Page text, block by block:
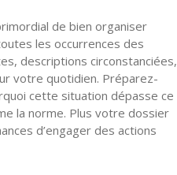
de bien organiser
les occurrences des
descriptions circonstanciées,
votre quotidien. Préparez-
cette situation dépasse ce
la norme. Plus votre dossier
d’engager des actions